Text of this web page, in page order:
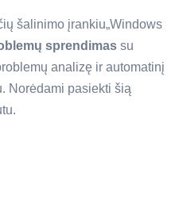
šalinimo įrankiu„Windows
sprendimas su
analizę ir automatinį
Norėdami pasiekti šią